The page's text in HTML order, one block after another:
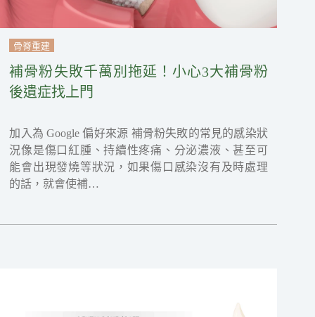
骨脊重建
補骨粉失敗千萬別拖延！小心3大補骨粉
後遺症找上門
加入為 Google 偏好來源 補骨粉失敗的常見的感染狀
況像是傷口紅腫、持續性疼痛、分泌濃液、甚至可
能會出現發燒等狀況，如果傷口感染沒有及時處理
的話，就會使補…